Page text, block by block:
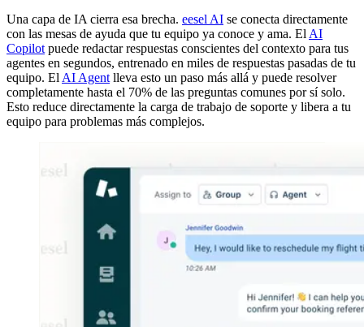
Una capa de IA cierra esa brecha. eesel AI se conecta directamente
con las mesas de ayuda que tu equipo ya conoce y ama. El AI
Copilot puede redactar respuestas conscientes del contexto para tus
agentes en segundos, entrenado en miles de respuestas pasadas de tu
equipo. El AI Agent lleva esto un paso más allá y puede resolver
completamente hasta el 70% de las preguntas comunes por sí solo.
Esto reduce directamente la carga de trabajo de soporte y libera a tu
equipo para problemas más complejos.